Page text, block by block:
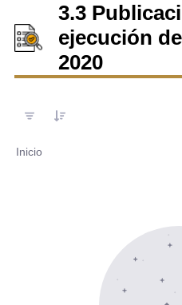
3.3
ejecución
2020
Inicio